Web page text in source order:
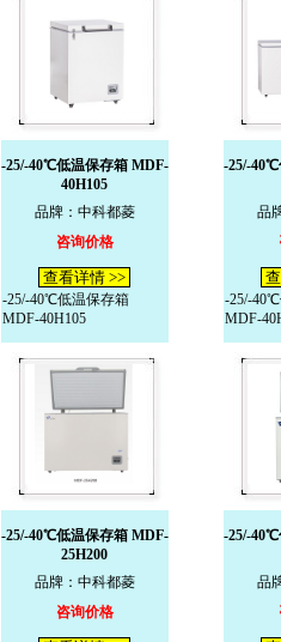
-25/-40℃低温保存箱 MDF-
40H105
品牌：中科都菱
咨询价格
查看详情 >>
-25/-40℃低温保存箱
MDF-40H105
-25/-
品
-25/-
MDF-
-25/-40℃低温保存箱 MDF-
25H200
品牌：中科都菱
咨询价格
-25/-
品